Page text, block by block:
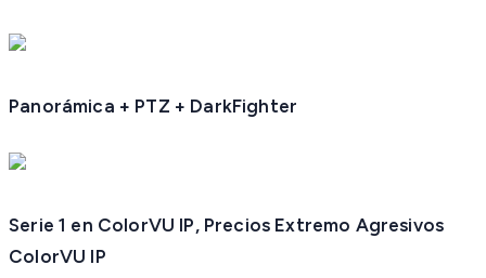
Panorámica + PTZ + DarkFighter
Serie 1 en ColorVU IP, Precios Extremo Agresivos
ColorVU IP